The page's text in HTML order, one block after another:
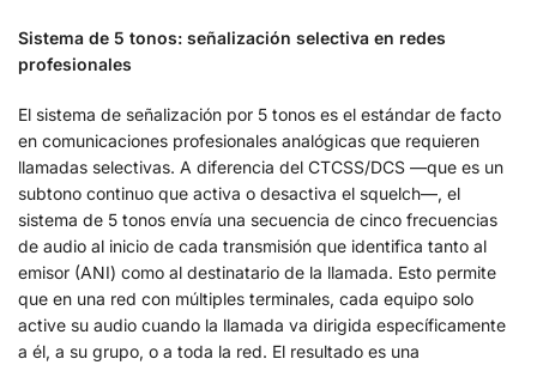
Sistema de 5 tonos: señalización selectiva en redes
profesionales
El sistema de señalización por 5 tonos es el estándar de facto
en comunicaciones profesionales analógicas que requieren
llamadas selectivas. A diferencia del CTCSS/DCS —que es un
subtono continuo que activa o desactiva el squelch—, el
sistema de 5 tonos envía una secuencia de cinco frecuencias
de audio al inicio de cada transmisión que identifica tanto al
emisor (ANI) como al destinatario de la llamada. Esto permite
que en una red con múltiples terminales, cada equipo solo
active su audio cuando la llamada va dirigida específicamente
a él, a su grupo, o a toda la red. El resultado es una